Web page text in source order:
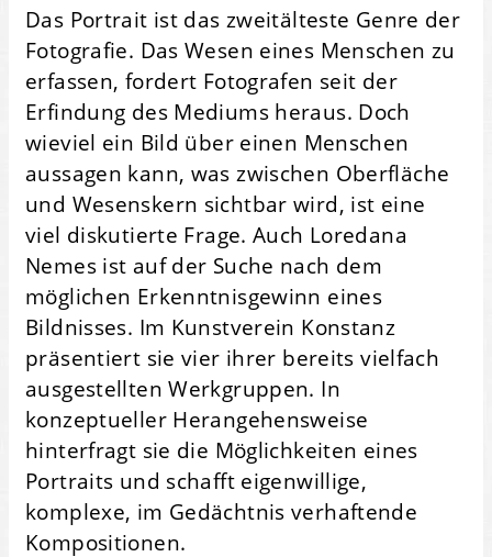
Das Portrait ist das zweitälteste Genre der
Fotografie. Das Wesen eines Menschen zu
erfassen, fordert Fotografen seit der
Erfindung des Mediums heraus. Doch
wieviel ein Bild über einen Menschen
aussagen kann, was zwischen Oberfläche
und Wesenskern sichtbar wird, ist eine
viel diskutierte Frage. Auch Loredana
Nemes ist auf der Suche nach dem
möglichen Erkenntnisgewinn eines
Bildnisses. Im Kunstverein Konstanz
präsentiert sie vier ihrer bereits vielfach
ausgestellten Werkgruppen. In
konzeptueller Herangehensweise
hinterfragt sie die Möglichkeiten eines
Portraits und schafft eigenwillige,
komplexe, im Gedächtnis verhaftende
Kompositionen.